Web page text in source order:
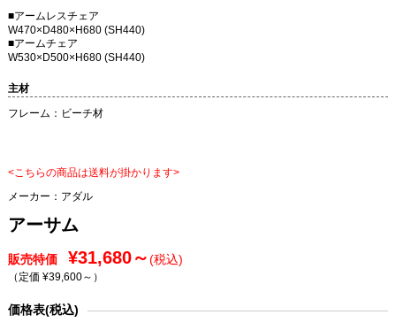
■アームレスチェア
W470×D480×H680 (SH440)
■アームチェア
W530×D500×H680 (SH440)
主材
フレーム：ビーチ材
<こちらの商品は送料が掛かります>
メーカー： アダル
アーサム
販売特価 ¥31,680～(税込)
（定価 ¥39,600～ ）
価格表(税込)